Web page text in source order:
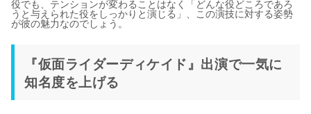
役でも、テンションが変わることはなく「どんな役どころであろ
うと与えられた役をしっかりと演じる」、この演技に対する姿勢
が彼の魅力なのでしょう。
『仮面ライダーディケイド』出演で一気に
知名度を上げる